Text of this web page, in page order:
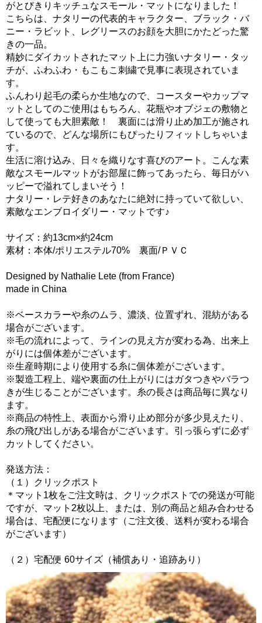
がとびきりキッチュなスモール・マットになりました！
こちらは、ナタリーの代表的キャラクター、ブラック・バ
ニー・ラビット、レグリースのお顔を大胆にかたどった驚
きの一品。
精妙にダイカットされたマット上に力強いナタリー・タッ
チが、ふわふわ・もこもこ刺繍で見事に表現されていま
す。
ふんわり起毛の柔らか生地なので、コースターやカップマ
ットとしてのご使用はもちろん、花瓶やオブジェの敷物と
して使っても大胆素敵！ 裏面には滑り止め加工が施され
ているので、どんな場所にもぴったりフィットしちゃいま
す。
生活に溶け込み、日々を織りなす喜びのアート。こんな素
敵なスモールマットがお部屋に飾ってあったら、毎日がハ
ッピーで溢れてしまいそう！
ナタリー・レテ好きのあなたに絶対に持っていて欲しい、
素敵なエンブロイダリー・マットです♪
サイズ：約13cm×約24cm
素材：本体/ポリエステル70% 裏面/ＰＶＣ
Designed by Nathalie Lete (from France)
made in China
※ベースカラーや糸のムラ、濃淡、位置ずれ、混紡がある
場合がございます。
※毛の流れによって、ラインの見え方が変わる為、出来上
がりには個体差がございます。
※生産時期により使用する糸に個体差がございます。
※製造工程上、端や裏面の仕上がりにはガタつきやバラつ
きが生じることがございます。糸の長さは商品毎に異なり
ます。
※商品の特性上、表面から滑り止め部分が多少見えたり、
糸の飛び出しがある場合がございます。引っ張らずに必ず
カットしてください。
発送方法：
（１）クリックポスト
＊マット1枚をご注文時は、クリックポストでの発送が可能
ですが、マット2枚以上、または、別の商品と組み合わせる
場合は、宅配便になります（ご注文後、送料が変わる場合
がございます）
（２）宅配便 60サイズ（補償あり・追跡あり）